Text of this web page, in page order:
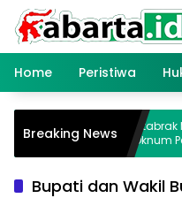
Langsung
konten
Home
Peristiwa
Breaking News
Balita Tewas Ditabrak Mobil
Dikemudikan Oknum Perwira
di Lokasi Gerak Jalan
Bupati dan Wakil